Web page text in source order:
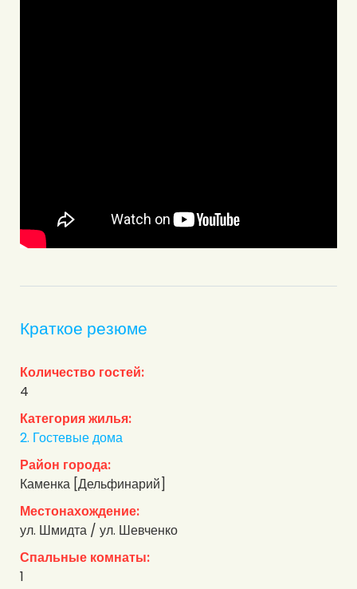
Краткое резюме
Количество гостей:
4
Категория жилья:
2. Гостевые дома
Район города:
Каменка [Дельфинарий]
Местонахождение:
ул. Шмидта / ул. Шевченко
Спальные комнаты:
1